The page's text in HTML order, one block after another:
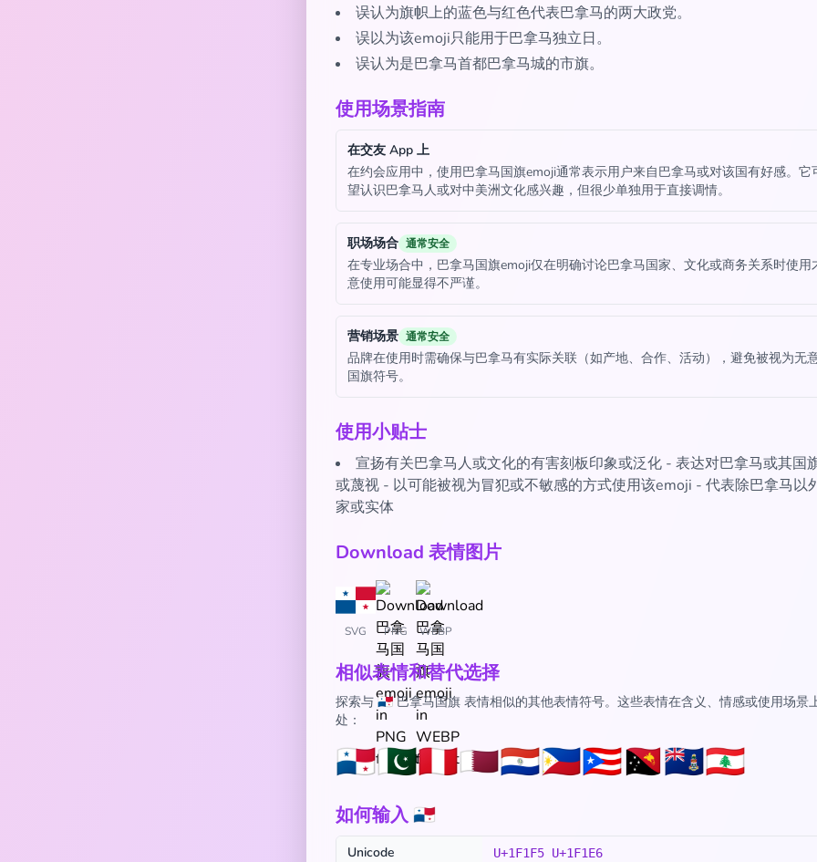
误认为旗帜上的蓝色与红色代表巴拿马的两大政党。
误以为该emoji只能用于巴拿马独立日。
误认为是巴拿马首都巴拿马城的市旗。
使用场景指南
在交友 App 上
在约会应用中，使用巴拿马国旗emoji通常表示用户来自巴拿马或对该国有好感。它
望认识巴拿马人或对中美洲文化感兴趣，但很少单独用于直接调情。
职场场合 通常安全
在专业场合中，巴拿马国旗emoji仅在明确讨论巴拿马国家、文化或商务关系时使用
意使用可能显得不严谨。
营销场景 通常安全
品牌在使用时需确保与巴拿马有实际关联（如产地、合作、活动），避免被视为无
国旗符号。
使用小贴士
宣扬有关巴拿马人或文化的有害刻板印象或泛化 - 表达对巴拿马或其国
或蔑视 - 以可能被视为冒犯或不敏感的方式使用该emoji - 代表除巴拿马以
家或实体
Download 表情图片
SVG PNG WEBP
相似表情和替代选择
探索与 🇵🇦 巴拿马国旗 表情相似的其他表情符号。这些表情在含义、情感或使用场景
处：
🇵🇦🇵🇰🇵🇪🇶🇦🇵🇾🇵🇭🇵🇷🇵🇬🇰🇾🇱🇧
如何输入 🇵🇦
Unicode U+1F1F5 U+1F1E6